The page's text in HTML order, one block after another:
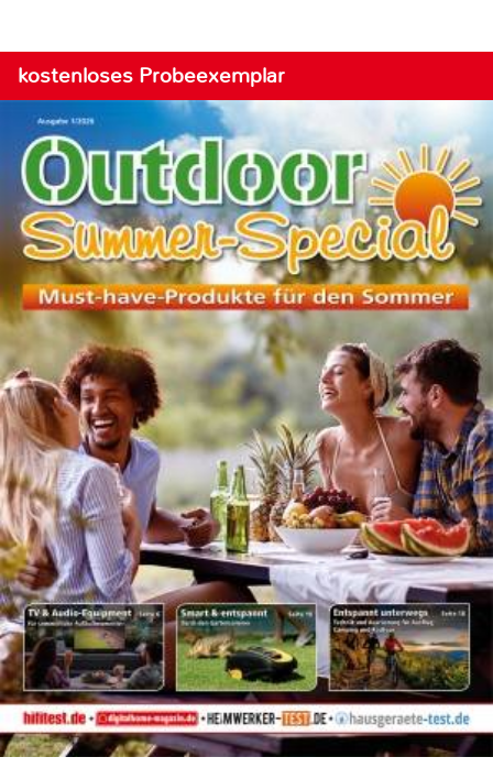
kostenloses Probeexemplar